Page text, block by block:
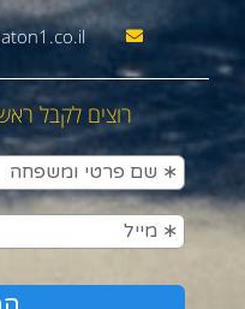
רוצים לקבל